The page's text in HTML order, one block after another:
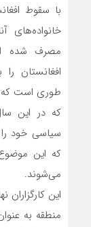
با سقوط
خانواده‌های
مصرف شده
افغانستان
طوری است که
که در این
سیاسی خود
که این
می‌شوند.
این
منطقه به